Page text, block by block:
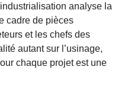
analyse la
cadre de pièces
et les chefs des
autant sur l’usinage,
chaque projet est une